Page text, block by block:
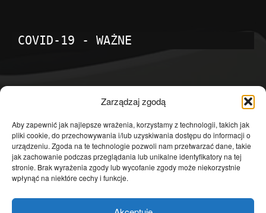
Zarządzaj zgodą
Aby zapewnić jak najlepsze wrażenia, korzystamy z technologii, takich jak
pliki cookie, do przechowywania i/lub uzyskiwania dostępu do informacji o
urządzeniu. Zgoda na te technologie pozwoli nam przetwarzać dane, takie
jak zachowanie podczas przeglądania lub unikalne identyfikatory na tej
stronie. Brak wyrażenia zgody lub wycofanie zgody może niekorzystnie
wpłynąć na niektóre cechy i funkcje.
COVID-19 - WAŻNE
Temat dnia
4601
Publicystyka
4363
Polityka
3639
Polska
Społeczeństwo
2823